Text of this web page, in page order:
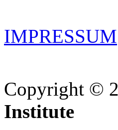
IMPRESSUM
Copyright ©
Institute